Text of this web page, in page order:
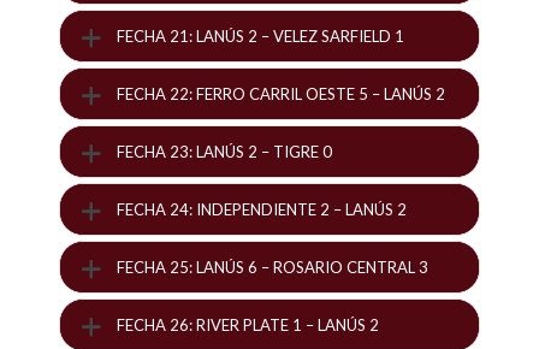
FECHA 21: LANÚS 2 – VELEZ SARFIELD 1
FECHA 22: FERRO CARRIL OESTE 5 – LANÚS 2
FECHA 23: LANÚS 2 – TIGRE 0
FECHA 24: INDEPENDIENTE 2 – LANÚS 2
FECHA 25: LANÚS 6 – ROSARIO CENTRAL 3
FECHA 26: RIVER PLATE 1 – LANÚS 2